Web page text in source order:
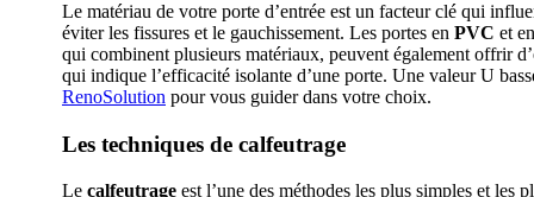
Le matériau de votre porte d’entrée est un facteur clé qui
éviter les fissures et le gauchissement. Les portes en PVC et
qui combinent plusieurs matériaux, peuvent également offrir
qui indique l’efficacité isolante d’une porte. Une valeur U
RenoSolution pour vous guider dans votre choix.
Les techniques de calfeutrage
Le calfeutrage est l’une des méthodes les plus simples et les